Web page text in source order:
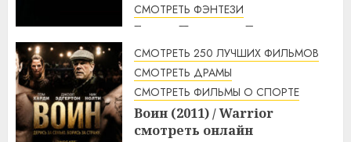
СМОТРЕТЬ ФЭНТЕЗИ
Гарри Поттер и Дары
смерти: Часть 2 (2011) / Harry
Potter and the Deathly
Hallows: Part 2 смотреть
онлайн
2:12 06.08.2026
СМОТРЕТЬ 250 ЛУЧШИХ ФИЛЬМОВ
СМОТРЕТЬ ДРАМЫ
СМОТРЕТЬ ФИЛЬМЫ О СПОРТЕ
Воин (2011) / Warrior
смотреть онлайн